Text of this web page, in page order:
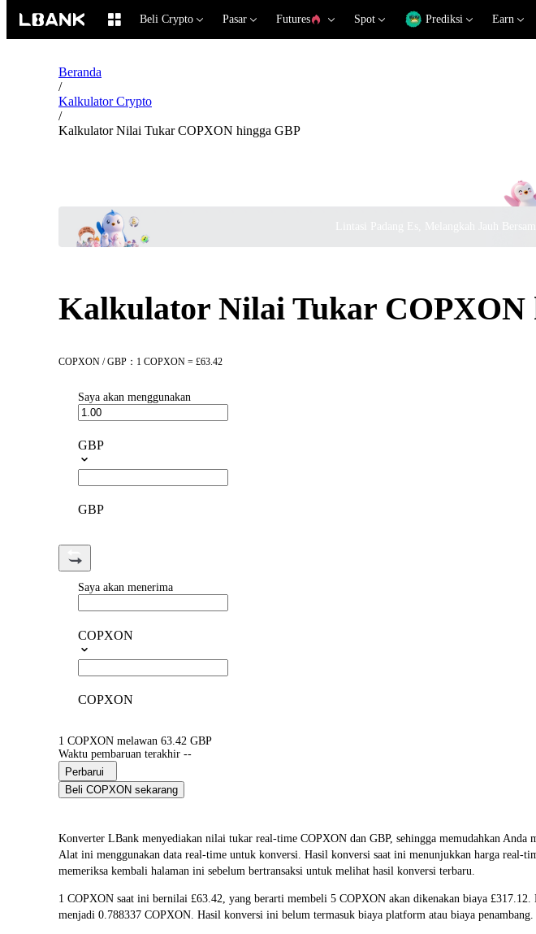
Beli Crypto Pasar Futures Spot Prediksi Earn
Beranda
/
Kalkulator Crypto
/
Kalkulator Nilai Tukar COPXON hingga GBP
Lintasi Padang Es, Melangkah Jauh
Kalkulator Nilai Tukar COPXON
COPXON / GBP：1 COPXON = £63.42
Saya akan menggunakan
GBP
GBP
Saya akan menerima
COPXON
COPXON
1 COPXON melawan 63.42 GBP
Waktu pembaruan terakhir --
Perbarui
Beli COPXON sekarang
Konverter LBank menyediakan nilai tukar real-time COPXON dan GBP, sehingga memudahkan
Alat ini menggunakan data real-time untuk konversi. Hasil konversi saat ini menunjukkan harga real-
memeriksa kembali halaman ini sebelum bertransaksi untuk melihat hasil konversi terbaru.
1 COPXON saat ini bernilai £63.42, yang berarti membeli 5 COPXON akan dikenakan biaya
menjadi 0.788337 COPXON. Hasil konversi ini belum termasuk biaya platform atau biaya penambang.